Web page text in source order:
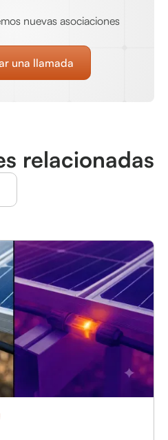
nuevas asociaciones
una llamada
relacionadas